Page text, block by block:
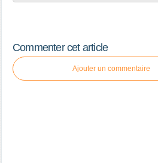
Commenter cet article
Ajouter un commentaire